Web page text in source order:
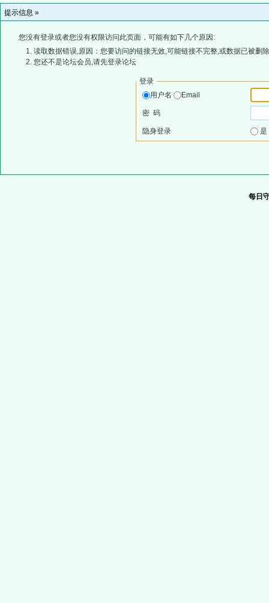
提示信息 »
您没有登录或者您没有权限访问此页面，可能有如下几个原因:
读取数据错误,原因：您要访问的链接无效,可能链接不完整,或数据已被删
您还不是论坛会员,请先登录论坛
登录
用户名
Email
密 码
隐身登录
每日